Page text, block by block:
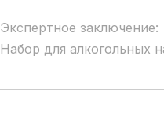
Экспертное заключение:
Набор для алкогольных